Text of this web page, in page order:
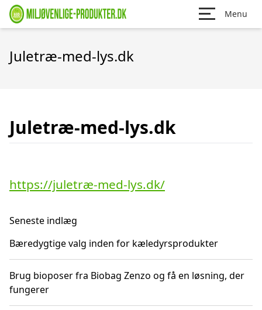
Menu
Juletræ-med-lys.dk
Juletræ-med-lys.dk
https://juletræ-med-lys.dk/
Seneste indlæg
Bæredygtige valg inden for kæledyrsprodukter
Brug bioposer fra Biobag Zenzo og få en løsning, der
fungerer